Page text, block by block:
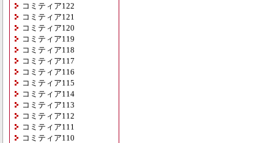
コミティア122
コミティア121
コミティア120
コミティア119
コミティア118
コミティア117
コミティア116
コミティア115
コミティア114
コミティア113
コミティア112
コミティア111
コミティア110